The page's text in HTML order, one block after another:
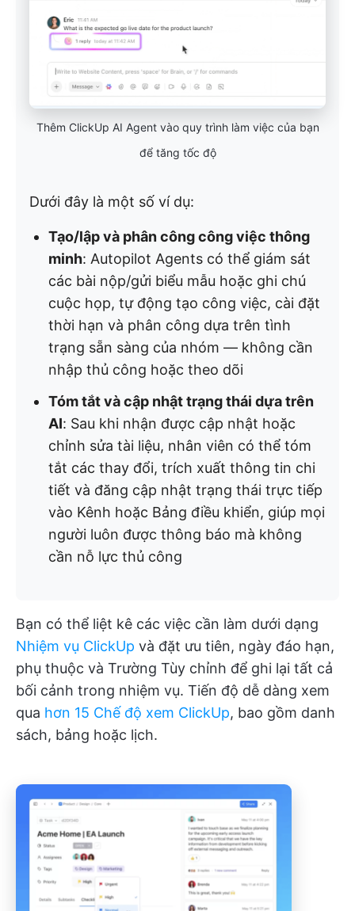
Thêm ClickUp AI Agent vào quy trình làm việc của bạn
để tăng tốc độ
Dưới đây là một số ví dụ:
Tạo/lập và phân công công việc thông
minh: Autopilot Agents có thể giám sát
các bài nộp/gửi biểu mẫu hoặc ghi chú
cuộc họp, tự động tạo công việc, cài đặt
thời hạn và phân công dựa trên tình
trạng sẵn sàng của nhóm — không cần
nhập thủ công hoặc theo dõi
Tóm tắt và cập nhật trạng thái dựa trên
AI: Sau khi nhận được cập nhật hoặc
chỉnh sửa tài liệu, nhân viên có thể tóm
tắt các thay đổi, trích xuất thông tin chi
tiết và đăng cập nhật trạng thái trực tiếp
vào Kênh hoặc Bảng điều khiển, giúp mọi
người luôn được thông báo mà không
cần nỗ lực thủ công
Bạn có thể liệt kê các việc cần làm dưới dạng
Nhiệm vụ ClickUp và đặt ưu tiên, ngày đáo hạn,
phụ thuộc và Trường Tùy chỉnh để ghi lại tất cả
bối cảnh trong nhiệm vụ. Tiến độ dễ dàng xem
qua hơn 15 Chế độ xem ClickUp, bao gồm danh
sách, bảng hoặc lịch.